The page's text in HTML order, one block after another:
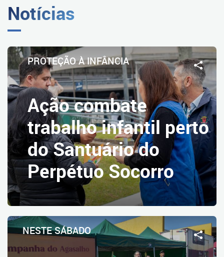
Notícias
PROTEÇÃO À INFÂNCIA
Ação combate
trabalho infantil perto
do Santuário do
Perpétuo Socorro
NESTE SÁBADO